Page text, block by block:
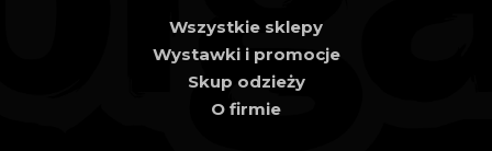
Wszystkie sklepy
Wystawki i promocje
Skup odzieży
O firmie